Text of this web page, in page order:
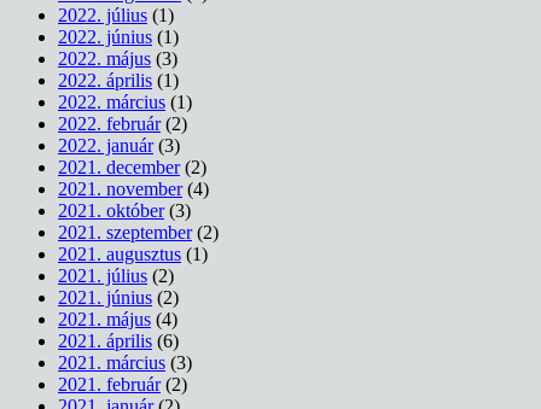
2022. július (1)
2022. június (1)
2022. május (3)
2022. április (1)
2022. március (1)
2022. február(2)
2022. január(3)
2021. december(2)
2021. november(4)
2021. október(3)
2021. szeptember(2)
2021. augusztus (1)
2021. július (2)
2021. június (2)
2021. május (4)
2021. április (6)
2021. március (3)
2021. február(2)